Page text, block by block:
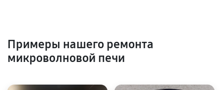
Примеры нашего ремонта
микроволновой печи